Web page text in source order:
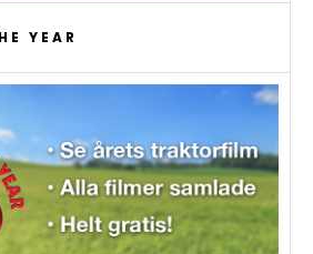
YEAR